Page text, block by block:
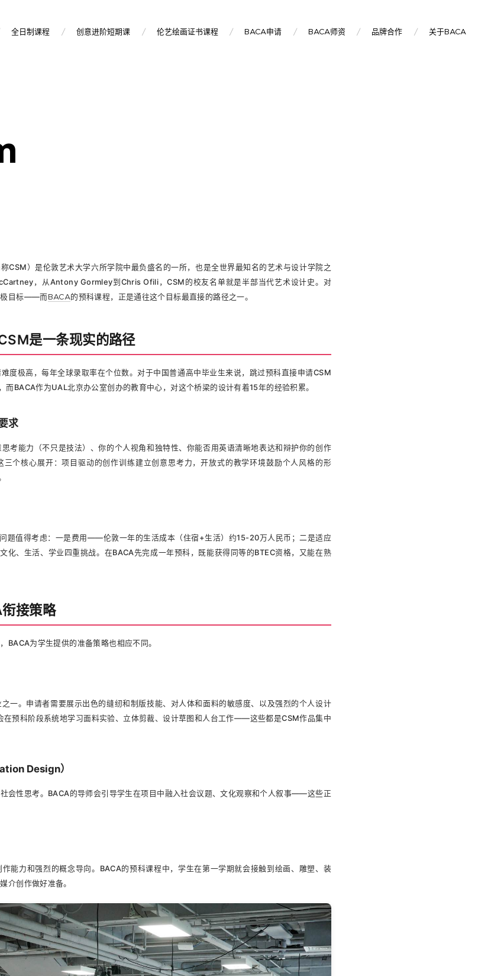
全日制课程 创意进阶短期课 伦艺绘画证书课程 BACA申请 BACA师资 品牌合作 关于BACA
）是伦敦艺术大学六所学院中最负盛名的一所，也是全世界最知名的艺术与设计学院之
，从Antony Gormley到Chris Ofili，CSM的校友名单就是半部当代艺术设计史。对
极目标——而BACA的预科课程，正是通往这个目标最直接的路径之一。
是一条现实的路径
度极高，每年全球录取率在个位数。对于中国普通高中毕业生来说，跳过预科直接申请CSM
BACA作为UAL北京办公室创办的教育中心，对这个桥梁的设计有着15年的经验积累。
求
考能力（不只是技法）、你的个人视角和独特性、你能否用英语清晰地表达和辩护你的创作
三个核心展开：项目驱动的创作训练建立创意思考力，开放式的教学环境鼓励个人风格的形
题值得考虑：一是费用——伦敦一年的生活成本（住宿+生活）约15-20万人民币；二是适应
、生活、学业四重挑战。在BACA先完成一年预科，既能获得同等的BTEC资格，又能在熟
接策略
BACA为学生提供的准备策略也相应不同。
一。申请者需要展示出色的缝纫和制版技能、对人体和面料的敏感度、以及强烈的个人设计
在预科阶段系统地学习面料实验、立体剪裁、设计草图和人台工作——这些都是CSM作品集中
Design）
会性思考。BACA的导师会引导学生在项目中融入社会议题、文化观察和个人叙事——这些正
能力和强烈的概念导向。BACA的预科课程中，学生在第一学期就会接触到绘画、雕塑、装
介创作做好准备。